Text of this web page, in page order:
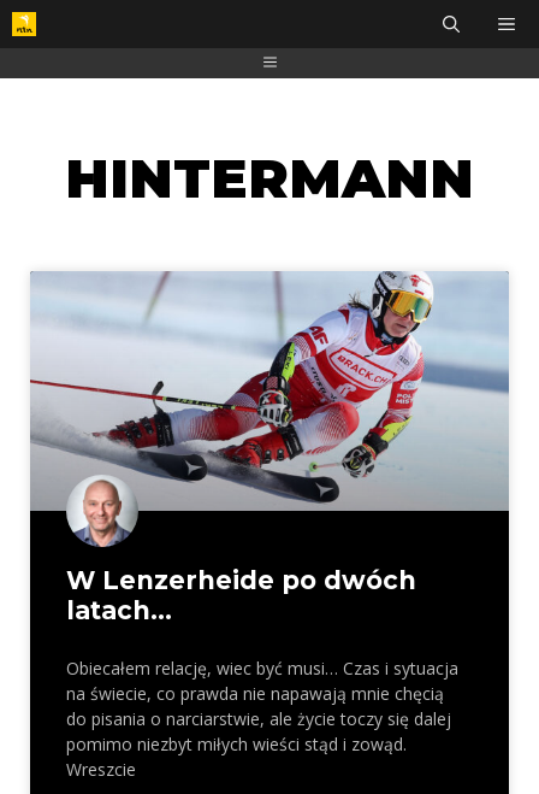
HINTERMANN
W Lenzerheide po dwóch
latach…
Obiecałem relację, wiec być musi… Czas i sytuacja
na świecie, co prawda nie napawają mnie chęcią
do pisania o narciarstwie, ale życie toczy się dalej
pomimo niezbyt miłych wieści stąd i zowąd.
Wreszcie